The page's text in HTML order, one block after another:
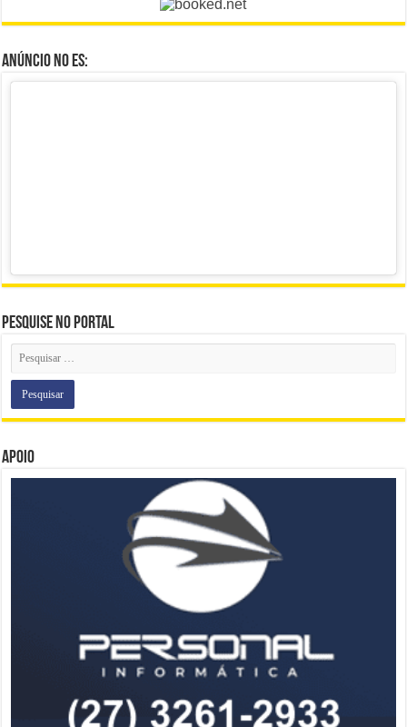
Anúncio no ES:
Pesquise no portal
Apoio